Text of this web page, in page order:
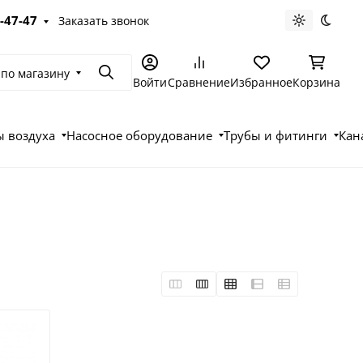
47-47 Заказать звонок Светлая
магазину ПоискВойтиСравнениеИзбранноеКорзина
воздуха Насосное оборудование Трубы и фитинги